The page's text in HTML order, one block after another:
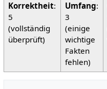
Korrektheit:
5
(vollständig
überprüft)
Umfang:
3
(einige
wichtige
Fakten
fehlen)